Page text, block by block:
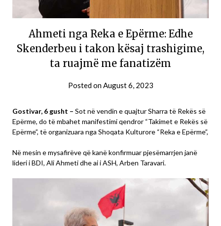
Ahmeti nga Reka e Epërme: Edhe
Skenderbeu i takon kësaj trashigime,
ta ruajmë me fanatizëm
Posted onAugust 6, 2023
Gostivar, 6 gusht – Sot në vendin e quajtur Sharra të Rekës së
Epërme, do të mbahet manifestimi qendror “Takimet e Rekës së
Epërme”, të organizuara nga Shoqata Kulturore “Reka e Epërme”,
Në mesin e mysafirëve që kanë konfirmuar pjesëmarrjen janë
lideri i BDI, Ali Ahmeti dhe ai i ASH, Arben Taravari.